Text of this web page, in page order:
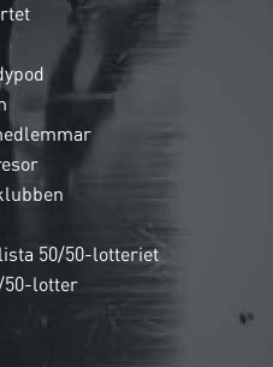
50/50-lotteriet
50-lotter